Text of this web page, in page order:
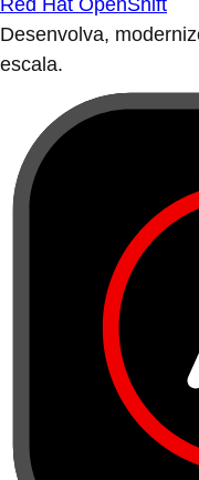
Red Hat OpenShift
Desenvolva,
escala.